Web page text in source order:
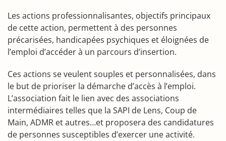
Les actions professionnalisantes, objectifs principaux
de cette action, permettent à des personnes
précarisées, handicapées psychiques et éloignées de
l’emploi d’accéder à un parcours d’insertion.
Ces actions se veulent souples et personnalisées, dans
le but de prioriser la démarche d’accès à l’emploi.
L’association fait le lien avec des associations
intermédiaires telles que la SAPI de Lens, Coup de
Main, ADMR et autres…et proposera des candidatures
de personnes susceptibles d’exercer une activité.